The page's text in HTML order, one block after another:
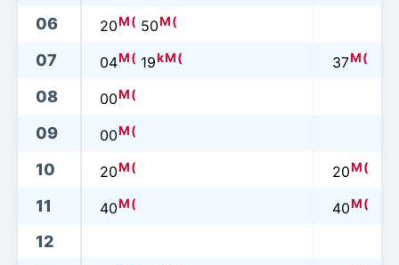
06 20M( 50M(
07 04M( 19kM( 37M(
08 00M(
09 00M(
10 20M( 20M(
11 40M( 40M(
12